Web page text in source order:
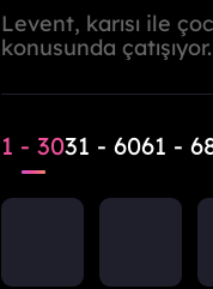
Levent, karısı ile
konusunda
gönderir. Ancak
1 - 3031 - 6061 -